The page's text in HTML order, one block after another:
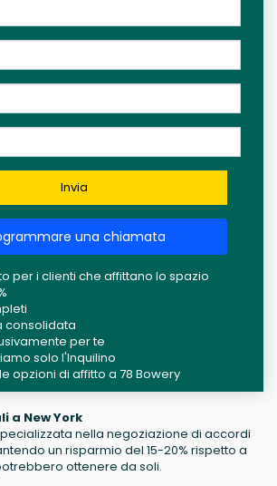
Invia
una chiamata
per i clienti che affittano lo spazio
consolidata
per te
solo l'Inquilino
opzioni di affitto a 78 Bowery
a New York
nella negoziazione di accordi
un risparmio del 15-20% rispetto a
ottenere da soli.